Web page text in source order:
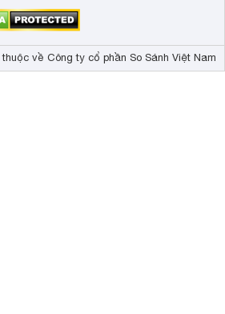
về Công ty cổ phần So Sánh Việt Nam